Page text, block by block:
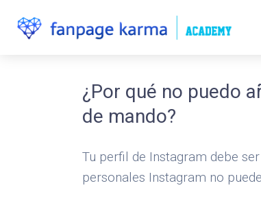
¿Por qué no puedo
de mando?
Tu perfil de Instagram debe
personales Instagram no